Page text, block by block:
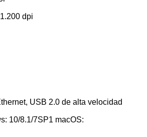
dpi
USB 2.0 de alta velocidad
10/8.1/7SP1 macOS: